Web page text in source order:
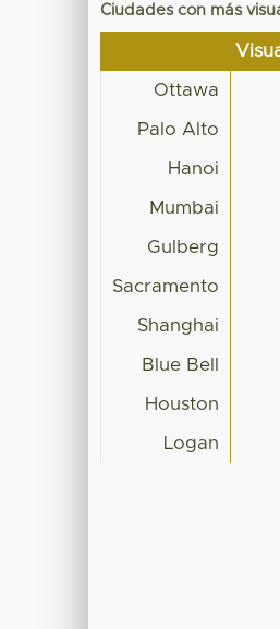
Ciudades con más
Ottawa
Palo Alto
Hanoi
Mumbai
Gulberg
Sacramento
Shanghai
Blue Bell
Houston
Logan